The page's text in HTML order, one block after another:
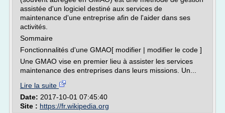
assistée d'un logiciel destiné aux services de
maintenance d'une entreprise afin de l'aider dans ses
activités.
Sommaire
Fonctionnalités d'une GMAO[ modifier | modifier le code ]
Une GMAO vise en premier lieu à assister les services
maintenance des entreprises dans leurs missions. Un...
Lire la suite
Date: 2017-10-01 07:45:40
Site : https://fr.wikipedia.org